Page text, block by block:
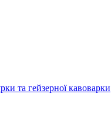
та гейзерної кавоварки